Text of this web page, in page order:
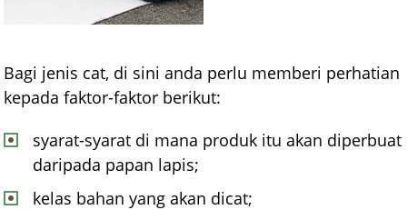
Bagi jenis cat, di sini anda perlu memberi perhatian
kepada faktor-faktor berikut:
syarat-syarat di mana produk itu akan diperbuat
daripada papan lapis;
kelas bahan yang akan dicat;